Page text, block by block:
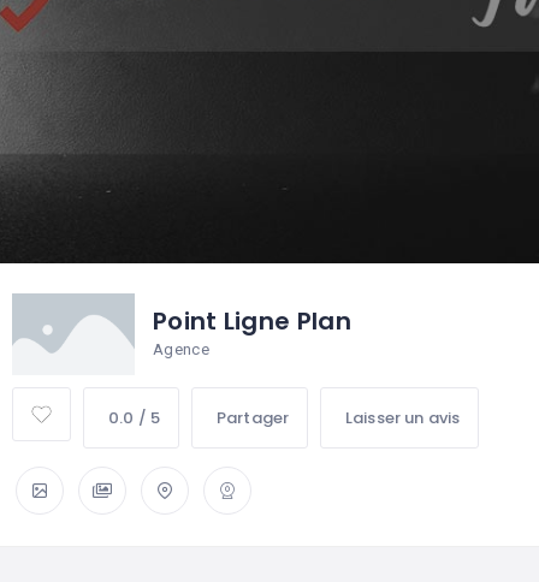
Point Ligne Plan
Agence
0.0 / 5 Partager Laisser un avis